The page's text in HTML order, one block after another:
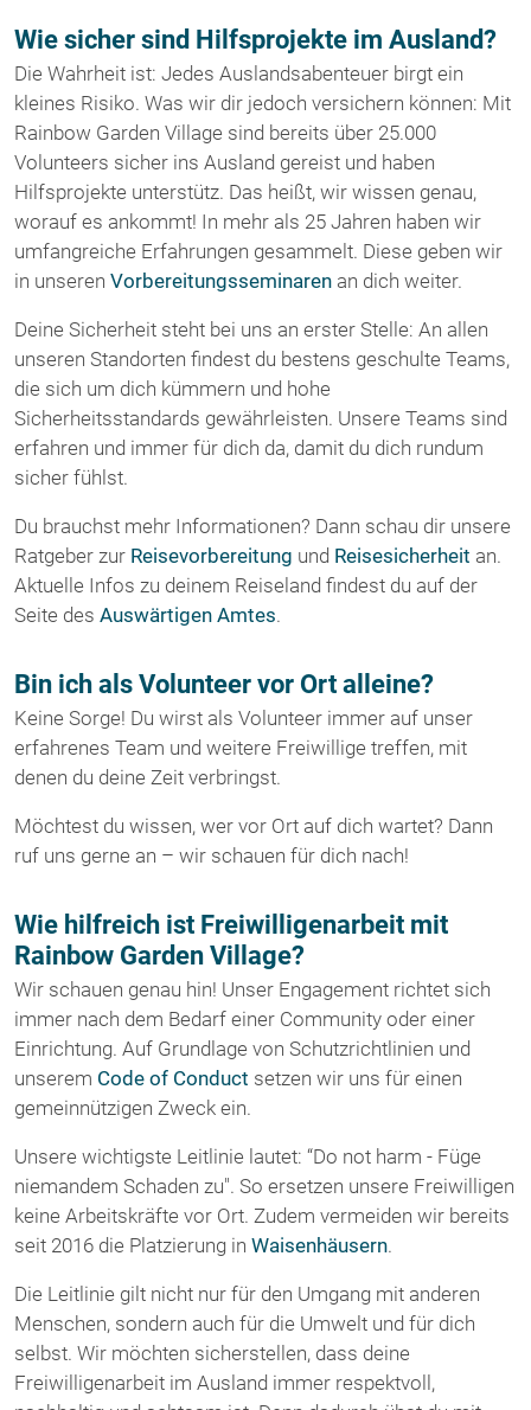
Wie sicher sind Hilfsprojekte im Ausland?
Die Wahrheit ist: Jedes Auslandsabenteuer birgt ein
kleines Risiko. Was wir dir jedoch versichern können: Mit
Rainbow Garden Village sind bereits über 25.000
Volunteers sicher ins Ausland gereist und haben
Hilfsprojekte unterstütz. Das heißt, wir wissen genau,
worauf es ankommt! In mehr als 25 Jahren haben wir
umfangreiche Erfahrungen gesammelt. Diese geben wir
in unseren Vorbereitungsseminaren an dich weiter.
Deine Sicherheit steht bei uns an erster Stelle: An allen
unseren Standorten findest du bestens geschulte Teams,
die sich um dich kümmern und hohe
Sicherheitsstandards gewährleisten. Unsere Teams sind
erfahren und immer für dich da, damit du dich rundum
sicher fühlst.
Du brauchst mehr Informationen? Dann schau dir unsere
Ratgeber zur Reisevorbereitung und Reisesicherheit an.
Aktuelle Infos zu deinem Reiseland findest du auf der
Seite des Auswärtigen Amtes.
Bin ich als Volunteer vor Ort alleine?
Keine Sorge! Du wirst als Volunteer immer auf unser
erfahrenes Team und weitere Freiwillige treffen, mit
denen du deine Zeit verbringst.
Möchtest du wissen, wer vor Ort auf dich wartet? Dann
ruf uns gerne an – wir schauen für dich nach!
Wie hilfreich ist Freiwilligenarbeit mit
Rainbow Garden Village?
Wir schauen genau hin! Unser Engagement richtet sich
immer nach dem Bedarf einer Community oder einer
Einrichtung. Auf Grundlage von Schutzrichtlinien und
unserem Code of Conduct setzen wir uns für einen
gemeinnützigen Zweck ein.
Unsere wichtigste Leitlinie lautet: “Do not harm - Füge
niemandem Schaden zu". So ersetzen unsere Freiwilligen
keine Arbeitskräfte vor Ort. Zudem vermeiden wir bereits
seit 2016 die Platzierung in Waisenhäusern.
Die Leitlinie gilt nicht nur für den Umgang mit anderen
Menschen, sondern auch für die Umwelt und für dich
selbst. Wir möchten sicherstellen, dass deine
Freiwilligenarbeit im Ausland immer respektvoll,